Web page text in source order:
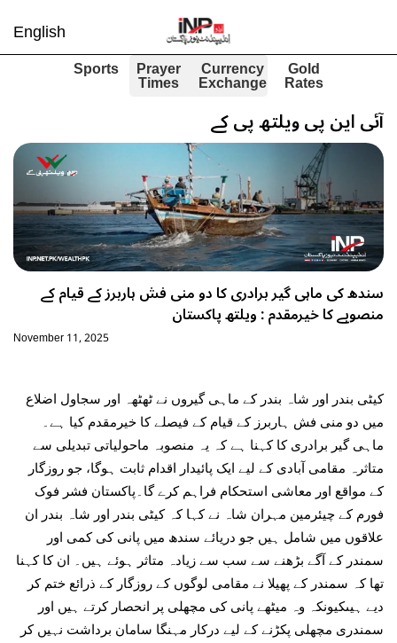
English
Gold
Rates
Currency
Exchange
Prayer
Times
Sports
آئی این پی ویلتھ پی کے
سندھ کی ماہی گیر برادری کا دو منی فش ہاربرز کے قیام کے
منصوبے کا خیرمقدم : ویلتھ پاکستان
November 11, 2025
کیٹی بندر اور شاہ بندر کے ماہی گیروں نے ٹھٹھہ اور سجاول اضلاع
میں دو منی فش ہاربرز کے قیام کے فیصلے کا خیرمقدم کیا ہے۔
ماہی گیر برادری کا کہنا ہے کہ یہ منصوبہ ماحولیاتی تبدیلی سے
متاثرہ مقامی آبادی کے لیے ایک پائیدار اقدام ثابت ہوگا، جو روزگار
کے مواقع اور معاشی استحکام فراہم کرے گا۔پاکستان فشر فوک
فورم کے چیئرمین مہران شاہ نے کہا کہ کیٹی بندر اور شاہ بندر ان
علاقوں میں شامل ہیں جو دریائے سندھ میں پانی کی کمی اور
سمندر کے آگے بڑھنے سے سب سے زیادہ متاثر ہوئے ہیں۔ ان کا کہنا
تھا کہ سمندر کے پھیلا نے مقامی لوگوں کے روزگار کے ذرائع ختم کر
دیے ہیںکیونکہ وہ میٹھے پانی کی مچھلی پر انحصار کرتے ہیں اور
سمندری مچھلی پکڑنے کے لیے درکار مہنگا سامان برداشت نہیں کر